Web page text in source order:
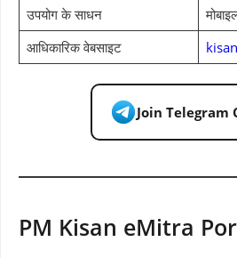
उपयोग के साधन
आधिकारिक वेबसाइट
Join Telegram
PM Kisan eMitra